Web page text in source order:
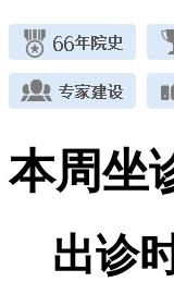
本周坐
出诊